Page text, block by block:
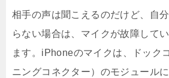
相手の声は聞こえるのだけど、自
らない場合は、マイクが故障して
ます。iPhoneのマイクは、ドック
ニングコネクター）のモジュール